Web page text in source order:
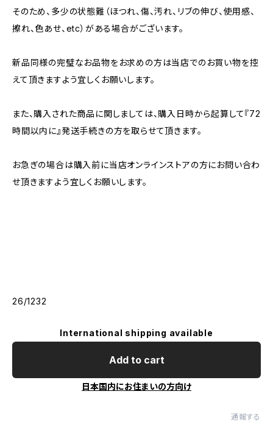
そのため、多少の状態難（ほつれ、傷、汚れ、リブの伸び、使用感、
擦れ、色あせ、etc）がある場合がございます。
新品同様の完璧なお品物をお求めの方は当店でのお買い物を控
えて頂きますよう宜しくお願いします。
また、購入された商品に関しましては、購入日時から起算して『72
時間以内に』発送手続きの方を取らせて頂きます。
お急ぎの場合は購入前に当店オンラインストアの方にお問い合わ
せ頂きますよう宜しくお願いします。
26/1232
International shipping available
Add to cart
日本国内にお住まいの方向け
通報する